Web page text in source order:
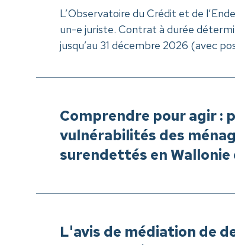
L’Observatoire du Crédit et de
un-e juriste. Contrat à durée
jusqu’au 31 décembre 2026 (avec
Comprendre pour agir :
vulnérabilités des
surendettés en Wallonie
L'avis de médiation de